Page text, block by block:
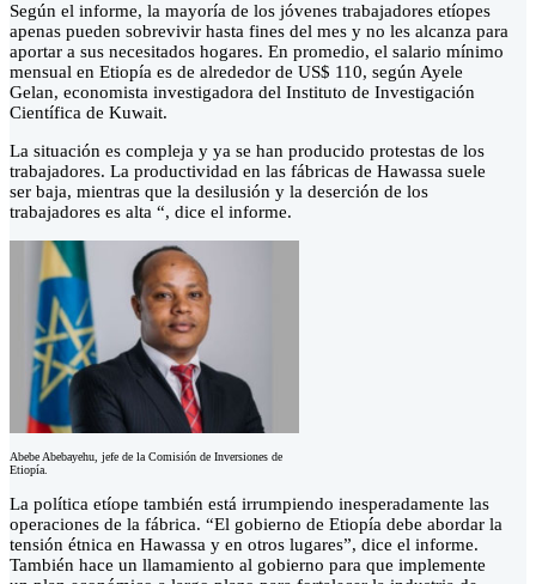
Según el informe, la mayoría de los jóvenes trabajadores etíopes
apenas pueden sobrevivir hasta fines del mes y no les alcanza para
aportar a sus necesitados hogares. En promedio, el salario mínimo
mensual en Etiopía es de alrededor de US$ 110, según Ayele
Gelan, economista investigadora del Instituto de Investigación
Científica de Kuwait.
La situación es compleja y ya se han producido protestas de los
trabajadores. La productividad en las fábricas de Hawassa suele
ser baja, mientras que la desilusión y la deserción de los
trabajadores es alta “, dice el informe.
Abebe Abebayehu, jefe de la Comisión de Inversiones de
Etiopía.
La política etíope también está irrumpiendo inesperadamente las
operaciones de la fábrica. “El gobierno de Etiopía debe abordar la
tensión étnica en Hawassa y en otros lugares”, dice el informe.
También hace un llamamiento al gobierno para que implemente